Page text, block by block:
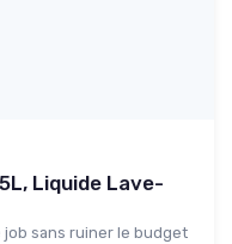
Liquide Lave-
sans ruiner le budget